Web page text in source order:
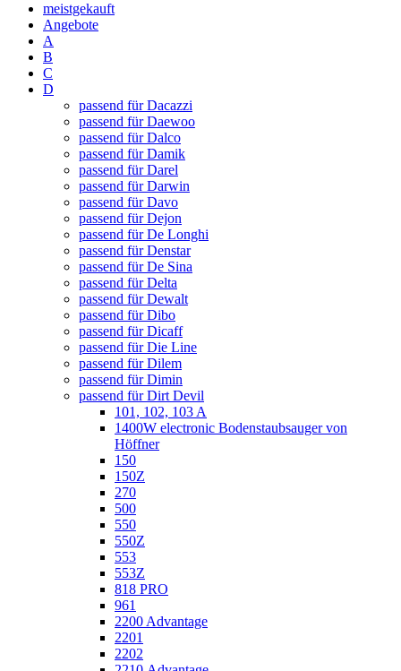
meistgekauft
Angebote
A
B
C
D
passend für Dacazzi
passend für Daewoo
passend für Dalco
passend für Damik
passend für Darel
passend für Darwin
passend für Davo
passend für Dejon
passend für De Longhi
passend für Denstar
passend für De Sina
passend für Delta
passend für Dewalt
passend für Dibo
passend für Dicaff
passend für Die Line
passend für Dilem
passend für Dimin
passend für Dirt Devil
101, 102, 103 A
1400W electronic Bodenstaubsauger von
Höffner
150
150Z
270
500
550
550Z
553
553Z
818 PRO
961
2200 Advantage
2201
2202